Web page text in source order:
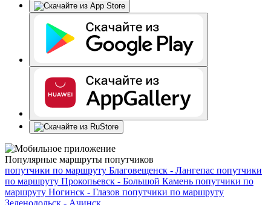
Популярные маршруты попутчиков
попутчики по маршруту Благовещенск - Лангепас попутчики
по маршруту Прокопьевск - Большой Камень попутчики по
маршруту Ногинск - Глазов попутчики по маршруту